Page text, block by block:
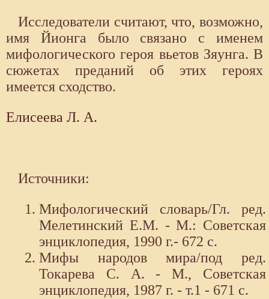
Исследователи считают, что, возможно,
имя Йионга было связано с именем
мифологического героя вьетов Зяунга. В
сюжетах преданий об этих героях
имеется сходство.
Елисеева Л. А.
Источники:
Мифологический словарь/Гл. ред.
Мелетинский Е.М. - М.: Советская
энциклопедия, 1990 г.- 672 с.
Мифы народов мира/под ред.
Токарева С. А. - М., Советская
энциклопедия, 1987 г. - т.1 - 671 с.